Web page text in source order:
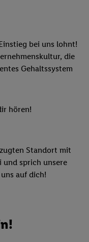
bei uns lohnt!
die
Gehaltssystem
hören!
Standort mit
und sprich unsere
auf dich!